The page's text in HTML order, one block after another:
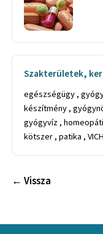
Szakterületek,
egészségügy ,
készítmény ,
gyógyvíz ,
kötszer , patika ,
← Vissza